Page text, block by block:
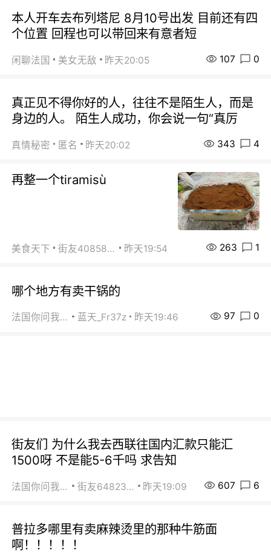
本人开车去布列塔尼 8月10号出发 目前还有四
个位置 回程也可以带回来有意者短
闲聊法国 美女无敌 昨天20:05 107 0
真正见不得你好的人，往往不是陌生人，而是
身边的人。 陌生人成功，你会说一句“真厉
真情秘密 匿名 昨天20:02 343 4
再整一个tiramisù
美食天下 街友40858442 昨天19:54 263 1
哪个地方有卖干锅的
法国你问我答 蓝天_Fr37z 昨天19:46 97 0
街友们 为什么我去西联往国内汇款只能汇
1500呀 不是能5-6千吗 求告知
法国你问我答 街友64823891 昨天19:09 607 6
普拉多哪里有卖麻辣烫里的那种牛筋面
啊！！！！！